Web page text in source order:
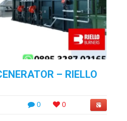
– RIELLO
0 0